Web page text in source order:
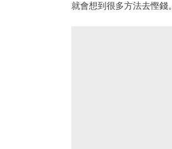
就會想到很多方法去慳錢。